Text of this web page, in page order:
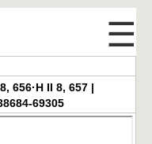
☰
656·H II 8, 657 |
69305